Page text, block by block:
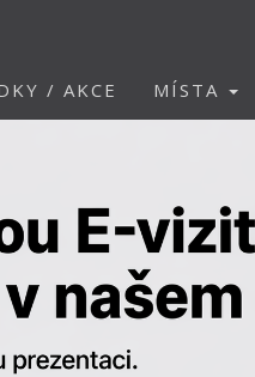
/ AKCE MÍSTA